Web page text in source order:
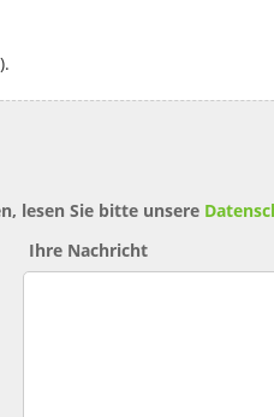
lesen Sie bitte unsere
Ihre Nachricht